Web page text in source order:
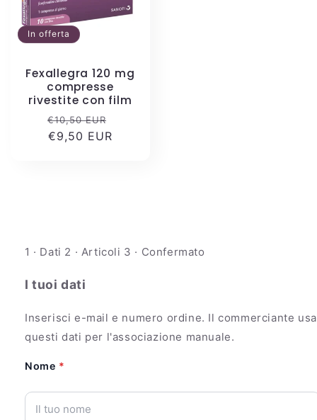
In offerta
Fexallegra 120 mg
compresse
rivestite con film
Prezzo
di
€10,50 EUR
€9,50 EUR